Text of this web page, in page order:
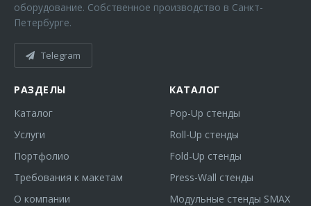
оборудование. Собственное производство в Санкт-
Петербурге.
Telegram
РАЗДЕЛЫ
Каталог
Услуги
Портфолио
Требования к макетам
О компании
КАТАЛОГ
Pop-Up стенды
Roll-Up стенды
Fold-Up стенды
Press-Wall стенды
Модульные стенды SMAX